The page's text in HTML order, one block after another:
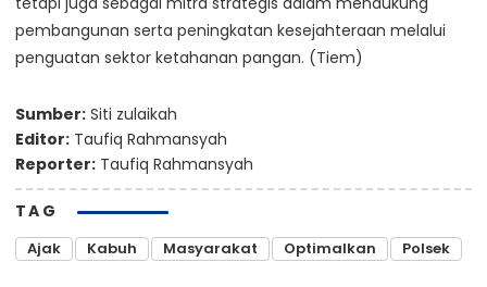
pembangunan serta peningkatan kesejahteraan melalui
penguatan sektor ketahanan pangan. (Tiem)
Sumber: Siti zulaikah
Editor: Taufiq Rahmansyah
Reporter: Taufiq Rahmansyah
TAG
Ajak Kabuh Masyarakat Optimalkan Polsek